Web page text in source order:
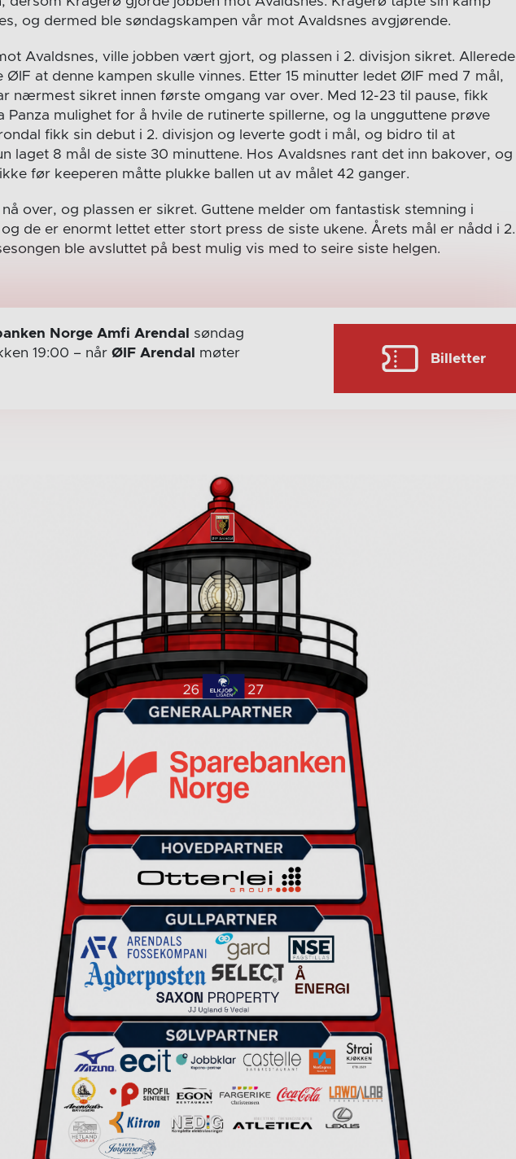
og dermed ble søndagskampen vår mot Avaldsnes avgjørende.
Avaldsnes, ville jobben vært gjort, og plassen i 2. divisjon sikret. Allerede
ØIF at denne kampen skulle vinnes. Etter 15 minutter ledet ØIF med 7 mål,
nærmest sikret innen første omgang var over. Med 12-23 til pause, fikk
Panza mulighet for å hvile de rutinerte spillerne, og la ungguttene prøve
fikk sin debut i 2. divisjon og leverte godt i mål, og bidro til at
laget 8 mål de siste 30 minuttene. Hos Avaldsnes rant det inn bakover, og
før keeperen måtte plukke ballen ut av målet 42 ganger.
nå over, og plassen er sikret. Guttene melder om fantastisk stemning i
de er enormt lettet etter stort press de siste ukene. Årets mål er nådd i 2.
ble avsluttet på best mulig vis med to seire siste helgen.
Norge Amfi Arendal
søndag
19:00 – når ØIF Arendal
møter
Billetter